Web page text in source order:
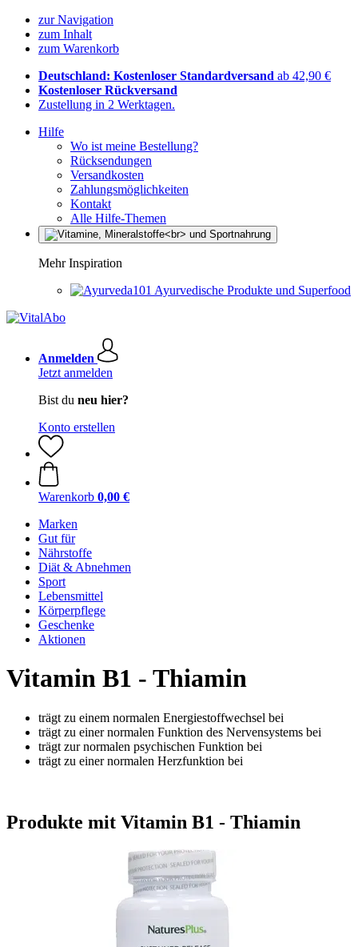
zur Navigation
zum Inhalt
zum Warenkorb
Deutschland: Kostenloser Standardversand ab 42,90 €
Kostenloser Rückversand
Zustellung in 2 Werktagen.
Hilfe
Wo ist meine Bestellung?
Rücksendungen
Versandkosten
Zahlungsmöglichkeiten
Kontakt
Alle Hilfe-Themen
Mehr Inspiration
Ayurvedische Produkte und Superfood
Anmelden
Jetzt anmelden
Bist du neu hier?
Konto erstellen
Warenkorb 0,00 €
Marken
Gut für
Nährstoffe
Diät & Abnehmen
Sport
Lebensmittel
Körperpflege
Geschenke
Aktionen
Vitamin B1 - Thiamin
trägt zu einem normalen Energiestoffwechsel bei
trägt zu einer normalen Funktion des Nervensystems bei
trägt zur normalen psychischen Funktion bei
trägt zu einer normalen Herzfunktion bei
Produkte mit Vitamin B1 - Thiamin